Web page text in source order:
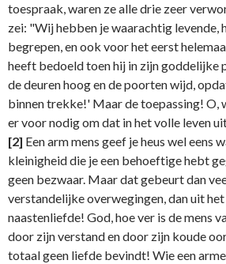
toespraak, waren ze alle drie zeer
zei: "Wij hebben je waarachtig levende,
begrepen, en ook voor het eerst
heeft bedoeld toen hij in zijn goddelijke
de deuren hoog en de poorten wijd,
binnen trekke!' Maar de toepassing! O,
er voor nodig om dat in het volle leven
[2] Een arm mens geef je heus wel eens
kleinigheid die je een behoeftige hebt
geen bezwaar. Maar dat gebeurt dan
verstandelijke overwegingen, dan uit
naastenliefde! God, hoe ver is de mens
door zijn verstand en door zijn koude
totaal geen liefde bevindt! Wie een